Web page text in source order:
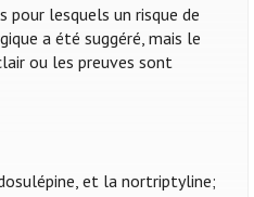
pour lesquels un risque de
a été suggéré, mais le
ou les preuves sont
et la nortriptyline;